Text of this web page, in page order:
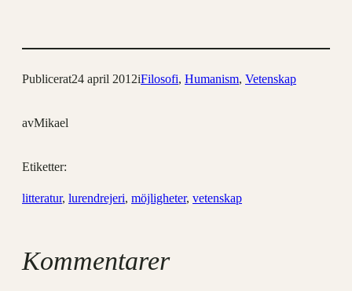
Publicerat24 april 2012iFilosofi, Humanism, Vetenskap
avMikael
Etiketter:
litteratur, lurendrejeri, möjligheter, vetenskap
Kommentarer